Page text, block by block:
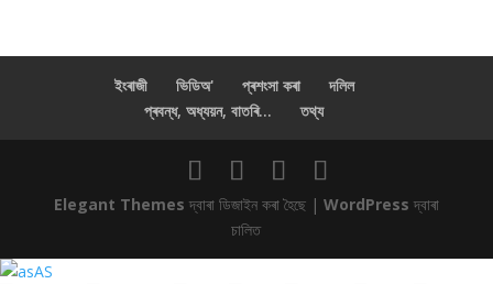
ইংৰাজী ভিডিঅ' প্ৰশংসা কৰা
দলিল
প্ৰবন্ধ, অধ্যয়ন, বাতৰি...
তথ্য
Elegant Themes দ্বাৰা ডিজাইন কৰা হৈছে | WordPress দ্বাৰা
চালিত
AS